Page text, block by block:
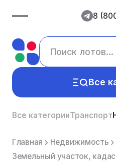
8
Все
Все категорииТранспорт
Главная Недвижимость